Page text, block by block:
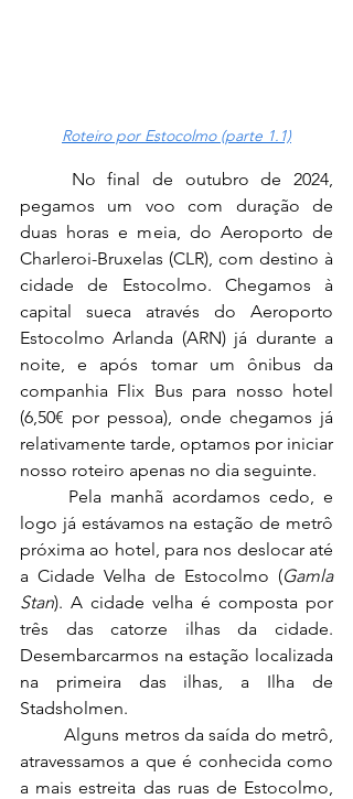
Roteiro por Estocolmo (parte 1.1)
No final de outubro de 2024,
pegamos um voo com duração de
duas horas e meia, do Aeroporto de
Charleroi-Bruxelas (CLR), com destino à
cidade de Estocolmo. Chegamos à
capital sueca através do Aeroporto
Estocolmo Arlanda (ARN) já durante a
noite, e após tomar um ônibus da
companhia Flix Bus para nosso hotel
(6,50€ por pessoa), onde chegamos já
relativamente tarde, optamos por iniciar
nosso roteiro apenas no dia seguinte.
logo já estávamos na estação de metrô
próxima ao hotel, para nos deslocar até
a Cidade Velha de Estocolmo (Gamla
Stan). A cidade velha é composta por
três das catorze ilhas da cidade.
Desembarcarmos na estação localizada
na primeira das ilhas, a Ilha de
Stadsholmen.
Alguns metros da saída do metrô,
atravessamos a que é conhecida como
a mais estreita das ruas de Estocolmo,